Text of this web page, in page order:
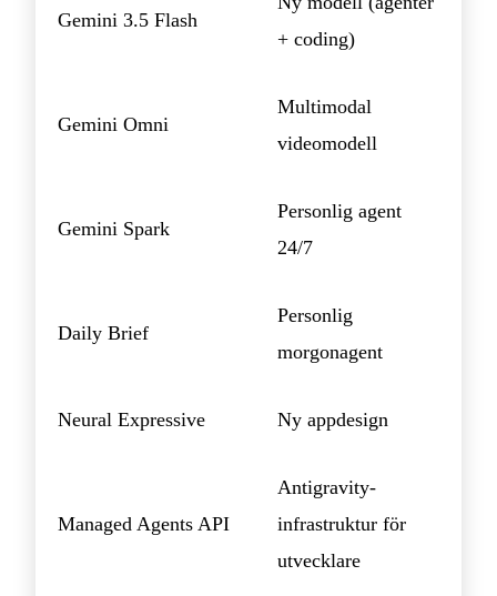
Gemini 3.5 Flash
+ coding)
Gemini Omni
Multimodal
videomodell
Gemini Spark
Personlig agent
24/7
Daily Brief
Personlig
morgonagent
Neural Expressive Ny appdesign
Managed Agents API
Antigravity-
infrastruktur för
utvecklare